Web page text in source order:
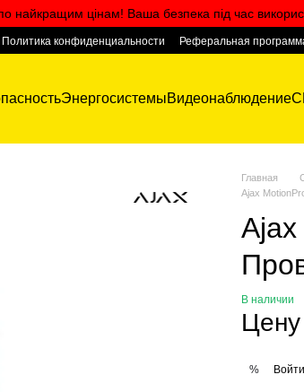
найкращим цінам! Ваша безпека під час
Политика конфиденциальности Реферальная
ЭнергосистемыВидеонаблюдение
Главная
Ajax
В наличии
Цену
% Войти